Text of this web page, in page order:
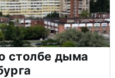
столбе дыма